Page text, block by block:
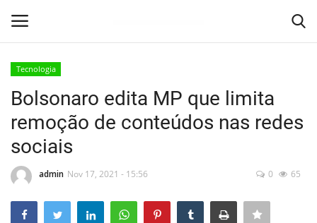
Home
Litoral
Tecnologia
Bolsonaro edita MP que limita
remoção de conteúdos nas redes
sociais
admin Nov 17, 2021 - 15:56 0 65